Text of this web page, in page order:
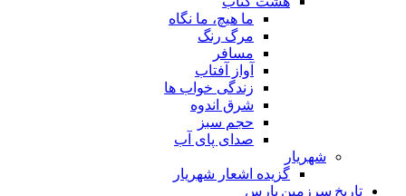
ما هیچ، ما نگاه
مرگ رنگ
مسافر
آواز آفتاب
زندگی خواب ها
شرق اندوه
حجم سبز
صدای پای آب
شهریار
گزیده اشعار شهریار
تاریخ سرزمین پارس